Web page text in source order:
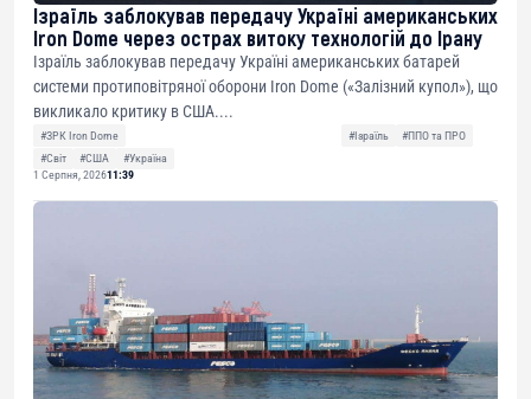
Ізраїль заблокував передачу Україні американських
Iron Dome через острах витоку технологій до Ірану
Ізраїль заблокував передачу Україні американських батарей
системи протиповітряної оборони Iron Dome («Залізний купол»), що
викликало критику в США....
#ЗРК Iron Dome #Ізраїль
#ППО та ПРО
#Світ
#США
#Україна
1 Серпня, 202611:39